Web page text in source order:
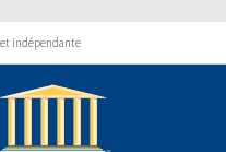
indépendante